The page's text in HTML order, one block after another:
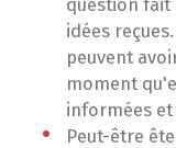
idées
peuvent
moment
informées et
Peut-être